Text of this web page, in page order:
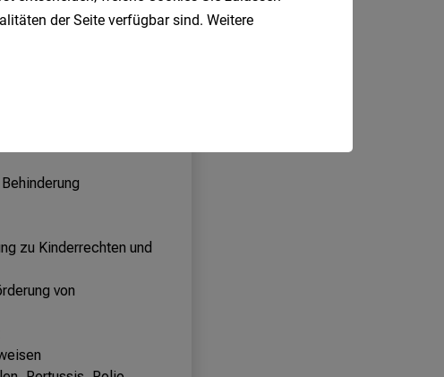
der Seite verfügbar sind. Weitere